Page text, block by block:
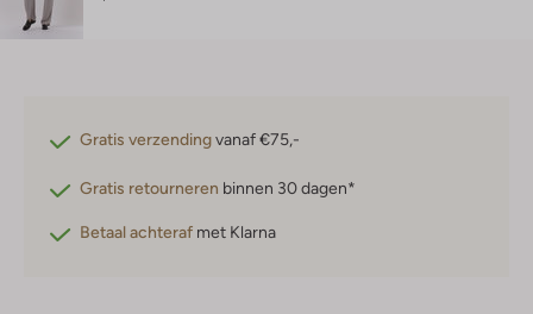
Gratis verzendingvanaf €75,-
Gratis retourneren binnen 30 dagen*
Betaal achteraf met Klarna